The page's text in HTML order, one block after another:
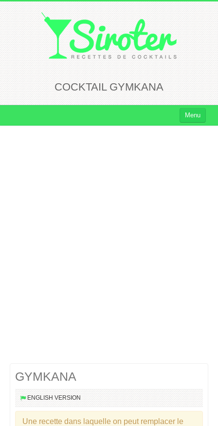
COCKTAIL GYMKANA
Menu
GYMKANA
ENGLISH VERSION
Une recette dans laquelle on peut remplacer le